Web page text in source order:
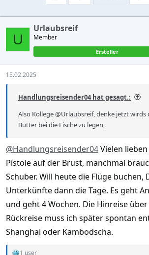
l
e
r
e
l
t
m
U
Urlaubsreif
Member
Ersteller
15.02.2025
Handlungsreisender04 hat gesagt.:
Also Kollege @Urlaubsreif, denke jetzt wirds
Butter bei die Fische zu legen,
@Handlungsreisender04Vielen
Pistole auf der Brust, manchmal
Schuber. Will heute die Flüge buchen,
Unterkünfte dann die Tage. Es geht
und geht 4 Wochen. Die Hinreise
Rückreise muss ich später spontan
Shanghai oder Kambodscha.
1 user